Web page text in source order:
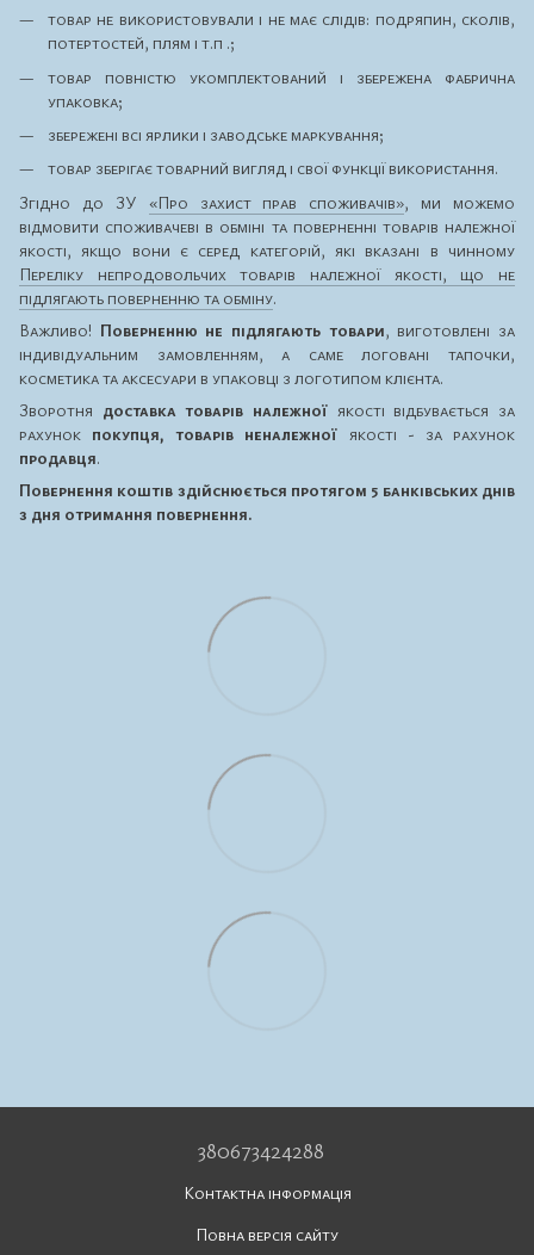
товар не використовували і не має слідів: подряпин, сколів,
потертостей, плям і т.п .;
товар повністю укомплектований і збережена фабрична
упаковка;
збережені всі ярлики і заводське маркування;
товар зберігає товарний вигляд і свої функції використання.
Згідно до ЗУ «Про захист прав споживачів», ми можемо
відмовити споживачеві в обміні та поверненні товарів належної
якості, якщо вони є серед категорій, які вказані в чинному
Переліку непродовольчих товарів належної якості, що не
підлягають поверненню та обміну.
Важливо! Поверненню не підлягають товари, виготовлені за
індивідуальним замовленням, а саме логовані тапочки,
косметика та аксесуари в упаковці з логотипом клієнта.
Зворотня доставка товарів належної якості відбувається за
рахунок покупця, товарів неналежної якості - за рахунок
продавця.
Повернення коштів здійснюється протягом 5 банківських днів
з дня отримання повернення.
380673424288
Контактна інформація
Повна версія сайту